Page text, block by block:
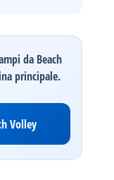
da Beach
principale.
Volley